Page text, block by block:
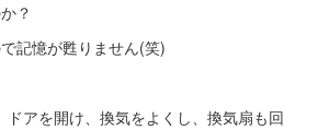
？
記憶が甦りません(笑)
アを開け、換気をよくし、換気扇も回